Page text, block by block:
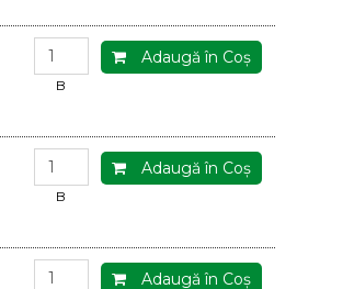
Adaugă în Coş
B
Adaugă în Coş
B
Adaugă în Coş